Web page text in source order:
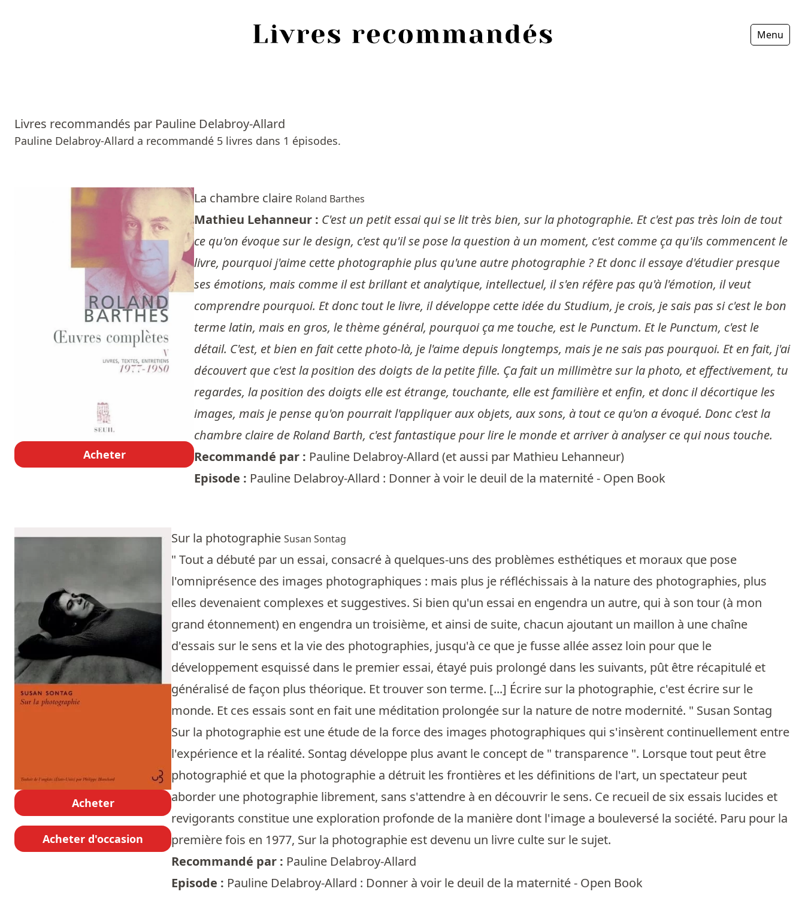
Menu
Livres recommandés par Pauline Delabroy-Allard
Pauline Delabroy-Allard a recommandé 5 livres dans 1 épisodes.
Acheter
La chambre claire Roland Barthes
Mathieu Lehanneur : C'est un petit essai qui se lit très bien, sur la photographie. Et c'est pas très loin de tout
ce qu'on évoque sur le design, c'est qu'il se pose la question à un moment, c'est comme ça qu'ils commencent le
livre, pourquoi j'aime cette photographie plus qu'une autre photographie ? Et donc il essaye d'étudier presque
ses émotions, mais comme il est brillant et analytique, intellectuel, il s'en réfère pas qu'à l'émotion, il veut
comprendre pourquoi. Et donc tout le livre, il développe cette idée du Studium, je crois, je sais pas si c'est le bon
terme latin, mais en gros, le thème général, pourquoi ça me touche, est le Punctum. Et le Punctum, c'est le
détail. C'est, et bien en fait cette photo-là, je l'aime depuis longtemps, mais je ne sais pas pourquoi. Et en fait, j'ai
découvert que c'est la position des doigts de la petite fille. Ça fait un millimètre sur la photo, et effectivement, tu
regardes, la position des doigts elle est étrange, touchante, elle est familière et enfin, et donc il décortique les
images, mais je pense qu'on pourrait l'appliquer aux objets, aux sons, à tout ce qu'on a évoqué. Donc c'est la
chambre claire de Roland Barth, c'est fantastique pour lire le monde et arriver à analyser ce qui nous touche.
Recommandé par : Pauline Delabroy-Allard (et aussi par Mathieu Lehanneur)
Episode : Pauline Delabroy-Allard : Donner à voir le deuil de la maternité - Open Book
Acheter
Acheter d'occasion
Sur la photographieSusan Sontag
" Tout a débuté par un essai, consacré à quelques-uns des problèmes esthétiques et moraux que pose
l'omniprésence des images photographiques : mais plus je réfléchissais à la nature des photographies, plus
elles devenaient complexes et suggestives. Si bien qu'un essai en engendra un autre, qui à son tour (à mon
grand étonnement) en engendra un troisième, et ainsi de suite, chacun ajoutant un maillon à une chaîne
d'essais sur le sens et la vie des photographies, jusqu'à ce que je fusse allée assez loin pour que le
développement esquissé dans le premier essai, étayé puis prolongé dans les suivants, pût être récapitulé et
généralisé de façon plus théorique. Et trouver son terme. [...] Écrire sur la photographie, c'est écrire sur le
monde. Et ces essais sont en fait une méditation prolongée sur la nature de notre modernité. " Susan Sontag
Sur la photographie est une étude de la force des images photographiques qui s'insèrent continuellement entre
l'expérience et la réalité. Sontag développe plus avant le concept de " transparence ". Lorsque tout peut être
photographié et que la photographie a détruit les frontières et les définitions de l'art, un spectateur peut
aborder une photographie librement, sans s'attendre à en découvrir le sens. Ce recueil de six essais lucides et
revigorants constitue une exploration profonde de la manière dont l'image a bouleversé la société. Paru pour la
première fois en 1977, Sur la photographie est devenu un livre culte sur le sujet.
Recommandé par : Pauline Delabroy-Allard
Episode : Pauline Delabroy-Allard : Donner à voir le deuil de la maternité - Open Book
Sources
Livres
Livres les plus recommandés
Prix littéraires